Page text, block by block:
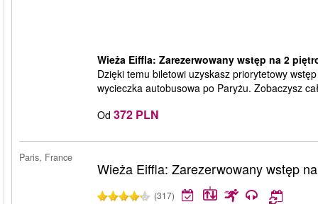
Wieża Eiffla: Zarezerwowany wstęp na 2
Dzięki temu biletowi uzyskasz priorytetowy
wycieczka autobusowa po Paryżu. Zobaczysz
Od 372 PLN
Paris, France
Wieża Eiffla: Zarezerwowany wstęp
(317)